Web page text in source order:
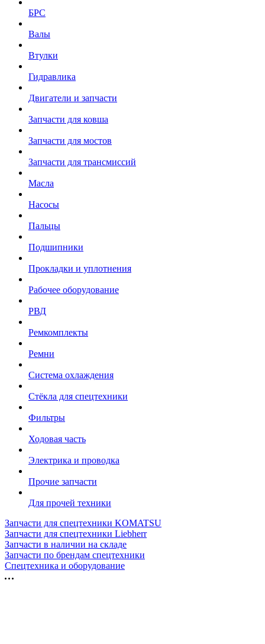
БРС
Валы
Втулки
Гидравлика
Двигатели и запчасти
Запчасти для ковша
Запчасти для мостов
Запчасти для трансмиссий
Масла
Насосы
Пальцы
Подшипники
Прокладки и уплотнения
Рабочее оборудование
РВД
Ремкомплекты
Ремни
Система охлаждения
Стёкла для спецтехники
Фильтры
Ходовая часть
Электрика и проводка
Прочие запчасти
Для прочей техники
Запчасти для спецтехники KOMATSU
Запчасти для спецтехники Liebherr
Запчасти в наличии на складе
Запчасти по брендам спецтехники
Спецтехника и оборудование